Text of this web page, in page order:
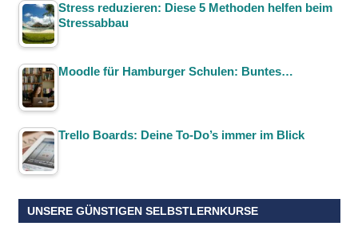
Stress reduzieren: Diese 5 Methoden helfen beim
Stressabbau
Moodle für Hamburger Schulen: Buntes…
Trello Boards: Deine To-Do’s immer im Blick
UNSERE GÜNSTIGEN SELBSTLERNKURSE